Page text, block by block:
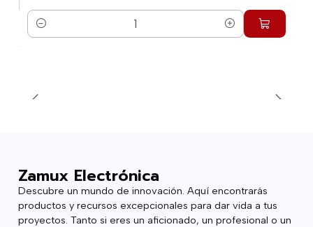
Cantidad
Zamux Electrónica
Descubre un mundo de innovación. Aquí encontrarás
productos y recursos excepcionales para dar vida a tus
proyectos. Tanto si eres un aficionado, un profesional o un